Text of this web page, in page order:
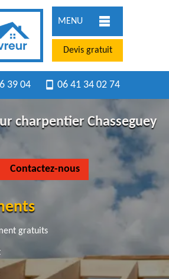
MENU
Devis gratuit
39 04 06 41 34 02 74
charpentier Chasseguey
Contactez-nous
gratuits